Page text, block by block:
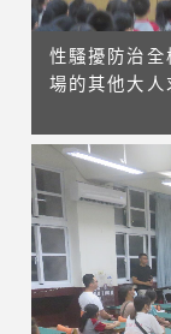
性騷擾防治
場的其他大人